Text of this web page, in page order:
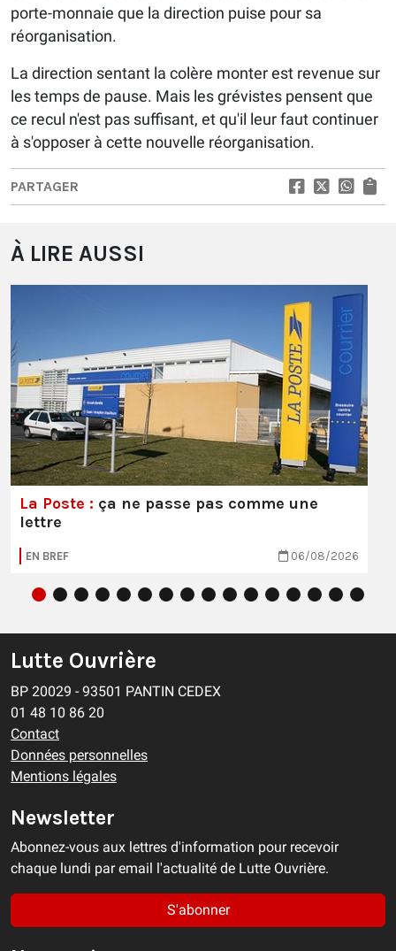
porte-monnaie que la direction puise pour sa
réorganisation.
La direction sentant la colère monter est revenue sur
les temps de pause. Mais les grévistes pensent que
ce recul n'est pas suffisant, et qu'il leur faut continuer
à s'opposer à cette nouvelle réorganisation.
PARTAGER
À LIRE AUSSI
La Poste : ça ne passe pas comme une
lettre
EN BREF 06/08/2026
Lutte Ouvrière
BP 20029 - 93501 PANTIN CEDEX
01 48 10 86 20
Contact
Données personnelles
Mentions légales
Newsletter
Abonnez-vous aux lettres d'information pour recevoir
chaque lundi par email l'actualité de Lutte Ouvrière.
S'abonner